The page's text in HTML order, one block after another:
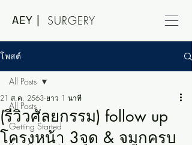
SURGERY
AEY |
โพสต์
All Posts
Getting Started
All Posts
(รีวิวศัลยกรรม) follow up
โครงหน้า 3จุด & จมูกครบ
21 ส.ค. 2563 ยาว 1 นาที